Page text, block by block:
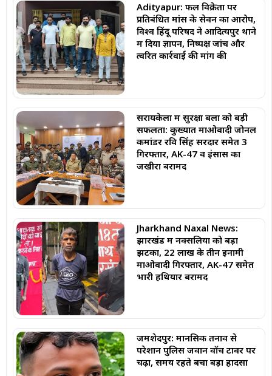
Adityapur: फल विक्रेता पर
प्रतिबंधित मांस के सेवन का आरोप,
विश्व हिंदू परिषद ने आदित्यपुर थाने
में दिया ज्ञापन, निष्पक्ष जांच और
त्वरित कार्रवाई की मांग की
सरायकेला में सुरक्षा बलों को बड़ी
सफलता: कुख्यात माओवादी जोनल
कमांडर रवि सिंह सरदार समेत 3
गिरफ्तार, AK-47 व इंसास का
जखीरा बरामद
Jharkhand Naxal News:
झारखंड में नक्सलियों को बड़ा
झटका, 22 लाख के तीन इनामी
माओवादी गिरफ्तार, AK-47 समेत
भारी हथियार बरामद
जमशेदपुर: मानसिक तनाव से
परेशान पुलिस जवान वॉच टावर पर
चढ़ा, समय रहते बचा बड़ा हादसा